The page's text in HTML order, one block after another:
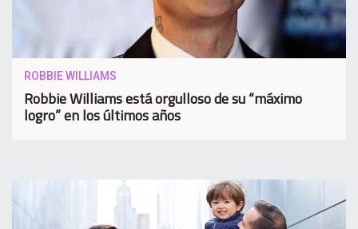
ROBBIE WILLIAMS
Robbie Williams está orgulloso de su “máximo
logro” en los últimos años